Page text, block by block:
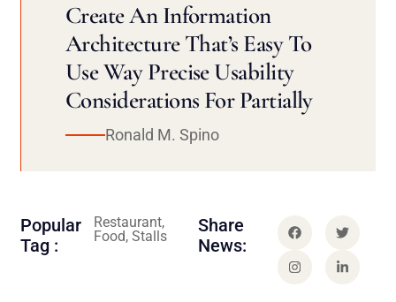
Create An Information
Architecture That’s Easy To
Use Way Precise Usability
Considerations For Partially
Ronald M. Spino
Popular
Tag :
Restaurant,
Food, Stalls
Share
News: